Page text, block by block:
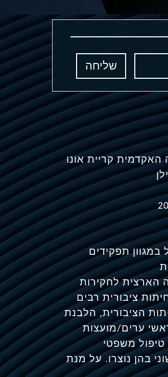
שליחה
במגוון תפקידים
הארצית לחקירות
שחיתות ציבורית רבים
הציבורית, הלבנת
ערים/מועצות
טיפול משפטי
בהן נוצרו. על מנת